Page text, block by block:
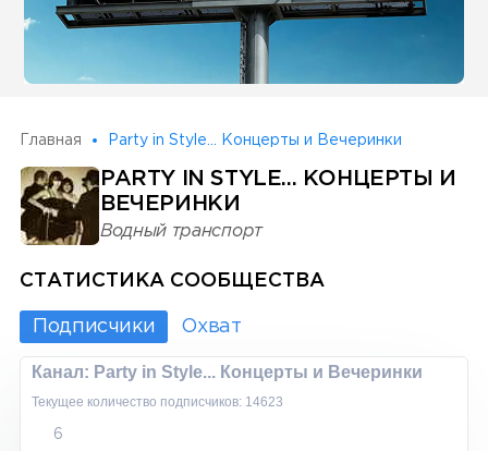
Главная Party in Style... Концерты и Вечеринки
PARTY IN STYLE... КОНЦЕРТЫ И
ВЕЧЕРИНКИ
Водный транспорт
СТАТИСТИКА СООБЩЕСТВА
Подписчики Охват
Канал: Party in Style... Концерты и Вечеринки
Текущее количество подписчиков: 14623
6